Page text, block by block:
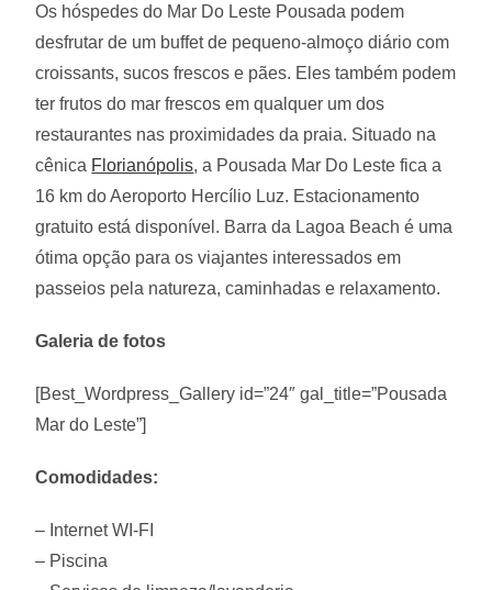
Os hóspedes do Mar Do Leste Pousada podem
desfrutar de um buffet de pequeno-almoço diário com
croissants, sucos frescos e pães. Eles também podem
ter frutos do mar frescos em qualquer um dos
restaurantes nas proximidades da praia. Situado na
cênica Florianópolis, a Pousada Mar Do Leste fica a
16 km do Aeroporto Hercílio Luz. Estacionamento
gratuito está disponível. Barra da Lagoa Beach é uma
ótima opção para os viajantes interessados em
passeios pela natureza, caminhadas e relaxamento.
Galeria de fotos
[Best_Wordpress_Gallery id=”24″ gal_title=”Pousada
Mar do Leste”]
Comodidades:
– Internet WI-FI
– Piscina